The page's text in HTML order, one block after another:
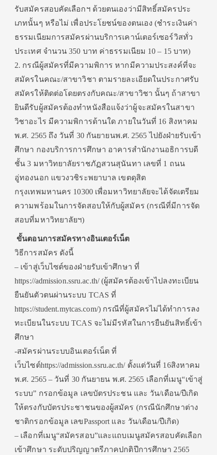
รับสมัครสอบคัดเลือกฯ ด้วยตนเองว่ามีสิทธิ์สมัครประ
เภทนั้นๆ หรือไม่ เพื่อประโยชน์ของตนเอง (ชำระเงินค่า
ธรรมเนียมการสมัครผ่านบริการเคาน์เตอร์เซอร์วิสทั่ว
ประเทศ จำนวน 350 บาท ค่าธรรมเนียม 10 – 15 บาท)
2. กรณีผู้สมัครที่มีความพิการ หากมีความประสงค์ที่จะ
สมัครในคณะ/สาขาวิชา ตามรายละเอียดในประกาศรับ
สมัครให้ติดต่อโดยตรงกับคณะ/สาขาวิชา นั้นๆ ถ้าสาขา
ยินดีรับผู้สมัครต้องทำหนังสือแจ้งว่าผู้จะสมัครในสาขา
วิชาอะไร มีความพิการด้านใด ภายในวันที่ 16 สิงหาคม
พ.ศ. 2565 ถึง วันที่ 30 กันยายนพ.ศ. 2565 ไปยังฝ่ายรับเข้า
ศึกษา กองบริการการศึกษา อาคารสำนักงานอธิการบดี
ชั้น 3 มหาวิทยาลัยราชภัฏสวนสุนันทา เลขที่ 1 ถนน
อู่ทองนอก แขวงวชิระพยาบาล เขตดุสิต
กรุงเทพมหานคร 10300 เพื่อมหาวิทยาลัยจะได้จัดเตรียม
ความพร้อมในการจัดสอบให้กับผู้สมัคร (กรณีที่มีการจัด
สอบที่มหาวิทยาลัยฯ)
ขั้นตอนการสมัครทางอินเตอร์เน็ต
วิธีการสมัคร ดังนี้
– เข้าสู่เว็บไซต์ของฝ่ายรับเข้าศึกษา ที่
https://admission.ssru.ac.th/ (ผู้สมัครต้องเข้าไปลงทะเบียน
ยืนยันตัวตนผ่านระบบ TCAS ที่
https://student.mytcas.com/) กรณีที่ผู้สมัครไม่ได้ทำการลง
ทะเบียนในระบบ TCAS จะไม่มีรหัสในการยืนยันสิทธิ์เข้า
ศึกษา
-สมัครผ่านระบบอินเตอร์เน็ต ที่
เว็บไซต์https://admission.ssru.ac.th/ ตั้งแต่วันที่ 16สิงหาคม
พ.ศ. 2565 – วันที่ 30 กันยายน พ.ศ. 2565 เลือกที่เมนู“เข้าสู่
ระบบ” กรอกข้อมูล เลขบัตรประชน และ วัน/เดือน/ปีเกิด
ให้ตรงกับบัตรประชาชนของผู้สมัคร (กรณีนักศึกษาต่าง
ชาติกรอกข้อมูล เลขPassport และ วัน/เดือน/ปีเกิด)
– เลือกที่เมนู“สมัครสอบ”และแถบเมนูสมัครสอบคัดเลือก
เข้าศึกษา ระดับปริญญาตรีภาคปกติปีการศึกษา 2565